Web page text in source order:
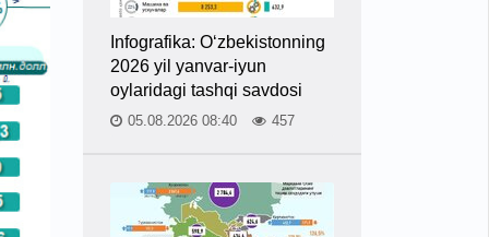
Infografika: O‘zbekistonning
2026 yil yanvar-iyun
oylaridagi tashqi savdosi
05.08.2026 08:40 457